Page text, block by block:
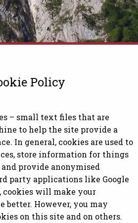
Policy
– small text files that are
to help the site provide a
In general, cookies are used to
store information for things
provide anonymised
party applications like Google
cookies will make your
better. However, you may
on this site and on others.